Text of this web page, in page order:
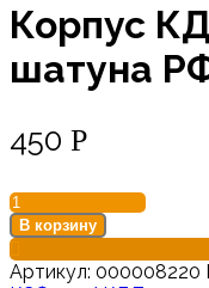
Корпус
шатуна
450 Р
Количество
товара
Корпус
КДП-11-
В корзину
Артикул: 000008220